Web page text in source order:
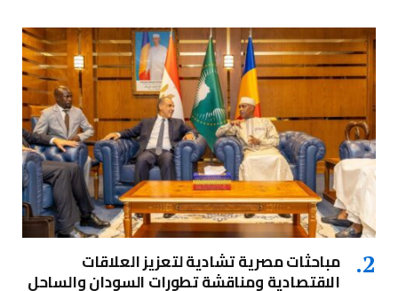
مباحثات مصرية تشادية لتعزيز العلاقات
الاقتصادية ومناقشة تطورات السودان والساحل